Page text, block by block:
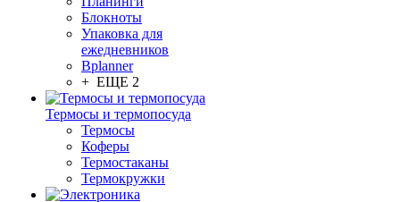
Блокноты
Упаковка для
ежедневников
Bplanner
+ ЕЩЕ 2
Термосы и термопосуда
Термосы
Коферы
Термостаканы
Термокружки